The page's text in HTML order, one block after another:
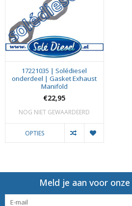
17221035 | Solédiesel
onderdeel | Gasket Exhaust
Manifold
€22,95
NOG NIET GEWAARDEERD
OPTIES
Meld je aan voor